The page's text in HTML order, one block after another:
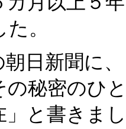
。
朝日新聞に
の秘密のひ
」と書きま